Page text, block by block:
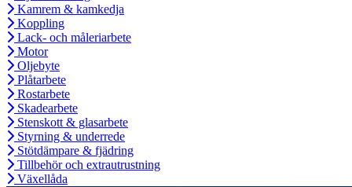
Kamrem & kamkedja
Koppling
Lack- och måleriarbete
Motor
Oljebyte
Plåtarbete
Rostarbete
Skadearbete
Stenskott & glasarbete
Styrning & underrede
Stötdämpare & fjädring
Tillbehör och extrautrustning
Växellåda